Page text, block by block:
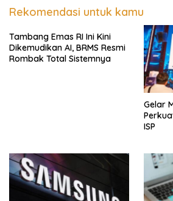
Rekomendasi untuk kamu
Tambang Emas RI Ini Kini
Dikemudikan AI, BRMS Resmi
Rombak Total Sistemnya
Gelar
ISP